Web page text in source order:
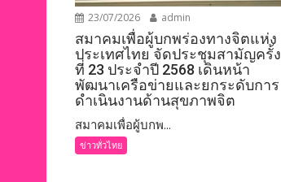
23/07/2026 admin
สมาคมเพื่อผู้บกพร่องทางจิตแห่ง
ประเทศไทย จัดประชุมสามัญครั้ง
ที่ 23 ประจำปี 2568 เดินหน้า
พัฒนาเครือข่ายและยกระดับการ
ดำเนินงานด้านสุขภาพจิต
สมาคมเพื่อผู้บกพ...
ข่าวทั่วไทย